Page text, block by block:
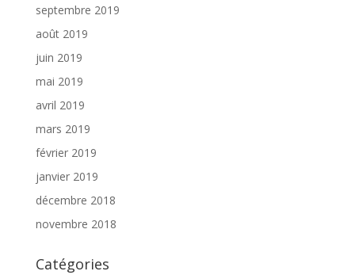
septembre 2019
août 2019
juin 2019
mai 2019
avril 2019
mars 2019
février 2019
janvier 2019
décembre 2018
novembre 2018
Catégories